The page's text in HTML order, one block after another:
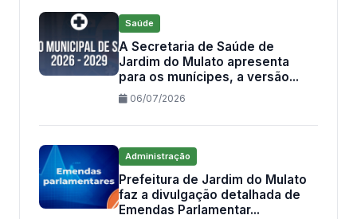
Saúde
A Secretaria de Saúde de
Jardim do Mulato apresenta
para os munícipes, a versão...
06/07/2026
Administração
Prefeitura de Jardim do Mulato
faz a divulgação detalhada de
Emendas Parlamentar...